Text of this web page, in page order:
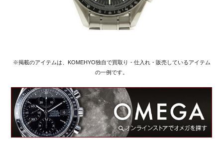
※掲載のアイテムは、KOMEHYO独自で買取り・仕入れ・販売しているアイテム
の一例です。